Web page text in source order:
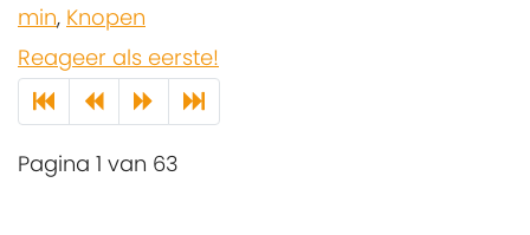
min, Knopen
Reageer als eerste!
Pagina 1 van 63